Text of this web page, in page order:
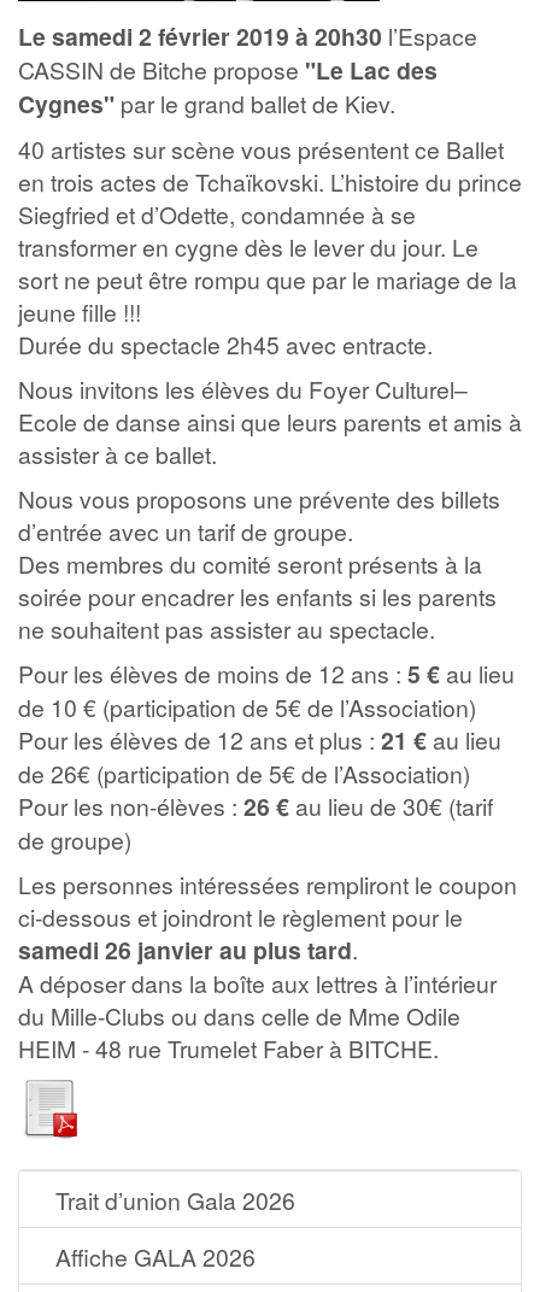
Le samedi 2 février 2019 à 20h30 l’Espace
CASSIN de Bitche propose "Le Lac des
Cygnes" par le grand ballet de Kiev.
40 artistes sur scène vous présentent ce Ballet
en trois actes de Tchaïkovski. L’histoire du prince
Siegfried et d’Odette, condamnée à se
transformer en cygne dès le lever du jour. Le
sort ne peut être rompu que par le mariage de la
jeune fille !!!
Durée du spectacle 2h45 avec entracte.
Nous invitons les élèves du Foyer Culturel–
Ecole de danse ainsi que leurs parents et amis à
assister à ce ballet.
Nous vous proposons une prévente des billets
d’entrée avec un tarif de groupe.
Des membres du comité seront présents à la
soirée pour encadrer les enfants si les parents
ne souhaitent pas assister au spectacle.
Pour les élèves de moins de 12 ans : 5 € au lieu
de 10 € (participation de 5€ de l’Association)
Pour les élèves de 12 ans et plus : 21 € au lieu
de 26€ (participation de 5€ de l’Association)
Pour les non-élèves : 26 € au lieu de 30€ (tarif
de groupe)
Les personnes intéressées rempliront le coupon
ci-dessous et joindront le règlement pour le
samedi 26 janvier au plus tard.
A déposer dans la boîte aux lettres à l’intérieur
du Mille-Clubs ou dans celle de Mme Odile
HEIM - 48 rue Trumelet Faber à BITCHE.
Trait d’union Gala 2026
Affiche GALA 2026